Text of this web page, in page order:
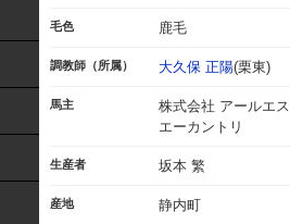
毛色 鹿毛
調教師（所属） 大久保 正陽(栗東)
馬主
株式会社 アールエス
エーカントリ
生産者 坂本 繁
産地 静内町